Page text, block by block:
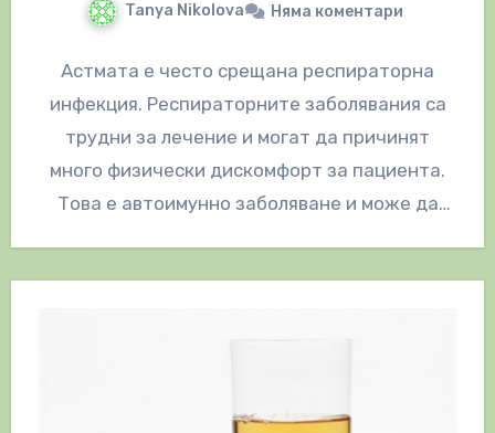
Tanya Nikolova Няма коментари
Астмата е често срещана респираторна
инфекция. Респираторните заболявания са
трудни за лечение и могат да причинят
много физически дискомфорт за пациента.
Това е автоимунно заболяване и може да